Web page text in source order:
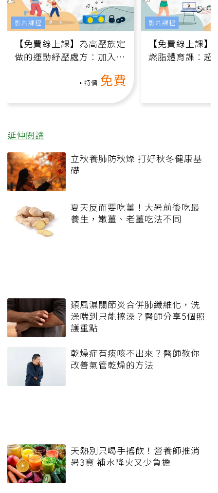
【免費線上課】為高壓族定
做的運動紓壓處方：加入行
特價 免費
影片課程
【免費線上課
燃脂體育課：超
影片課程
延伸閱讀
立秋養肺防秋燥 打好秋冬健康基
礎
夏天反而要吃薑！大暑前後吃最
養生，嫩薑、老薑吃法不同
類風濕關節炎合併肺纖維化，洗
澡喘到只能擦澡？醫師分享5個照
護重點
乾燥症有痰咳不出來？醫師教你
改善氣管乾燥的方法
天熱別只喝手搖飲！營養師推消
暑3寶 補水降火又少負擔